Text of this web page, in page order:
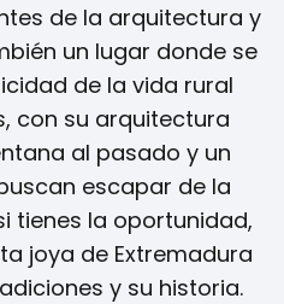
de la arquitectura y
un lugar donde se
de la vida rural
con su arquitectura
al pasado y un
escapar de la
tienes la oportunidad,
joya de Extremadura
y su historia.